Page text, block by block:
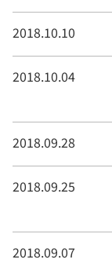
2018.10.10
2018.10.04
2018.09.28
2018.09.25
2018.09.07